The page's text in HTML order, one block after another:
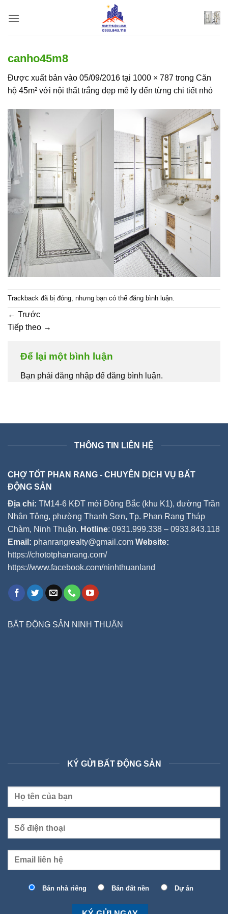
qua
canho45m8
Được xuất bản vào 05/09/2016 tại 1000 × 787 trong Căn
hộ 45m² với nội thất trắng đẹp mê ly đến từng chi tiết nhỏ
Trackback đã bị đóng, nhưng bạn có thể đăng bình luận
← Trước
Tiếp theo →
Để lại một bình luận
Bạn phải đăng nhập để đăng bình luận.
THÔNG TIN LIÊN HỆ
CHỢ TỐT PHAN RANG - CHUYÊN DỊCH VỤ BẤT
ĐỘNG SẢN
Địa chỉ: TM14-6 KĐT mới Đông Bắc (khu K1), đường Trần
Nhân Tông, phường Thanh Sơn, Tp. Phan Rang Tháp
Chàm, Ninh Thuận. Hotline: 0931.999.338 – 0933.843.118
Email: phanrangrealty@gmail.com Website:
https://chototphanrang.com/
https://www.facebook.com/ninhthuanland
BẤT ĐỘNG SẢN NINH THUẬN
KÝ GỬI BẤT ĐỘNG SẢN
Bán nhà riêng Bán đất nền Dự án